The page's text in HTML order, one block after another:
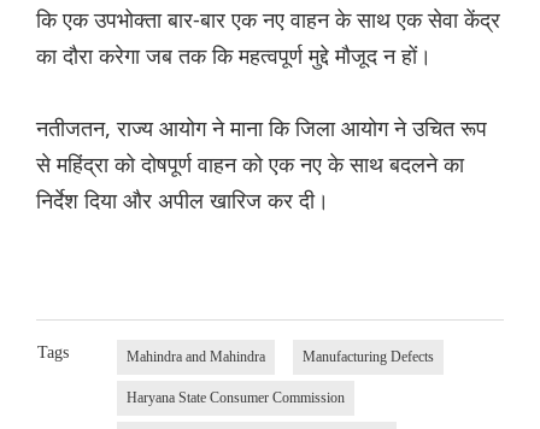
कि एक उपभोक्ता बार-बार एक नए वाहन के साथ एक सेवा केंद्र
का दौरा करेगा जब तक कि महत्वपूर्ण मुद्दे मौजूद न हों।
नतीजतन, राज्य आयोग ने माना कि जिला आयोग ने उचित रूप
से महिंद्रा को दोषपूर्ण वाहन को एक नए के साथ बदलने का
निर्देश दिया और अपील खारिज कर दी।
Tags Mahindra and Mahindra Manufacturing Defects
Haryana State Consumer Commission